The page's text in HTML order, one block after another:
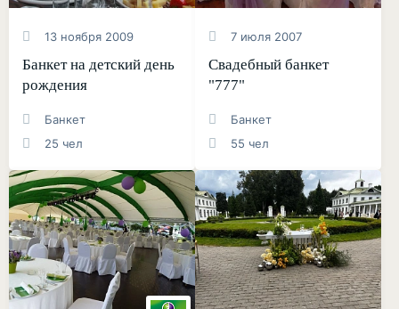
13 ноября 2009
Банкет на детский день
рождения
Банкет
25 чел
7 июля 2007
Свадебный банкет
"777"
Банкет
55 чел